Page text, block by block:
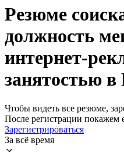
Резюме
должность
интернет-
занятостью в
Чтобы видеть все резюме,
После регистрации покажем
Зарегистрироваться
За всё время